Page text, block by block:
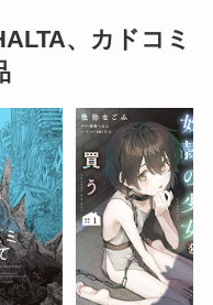
、カドコミ